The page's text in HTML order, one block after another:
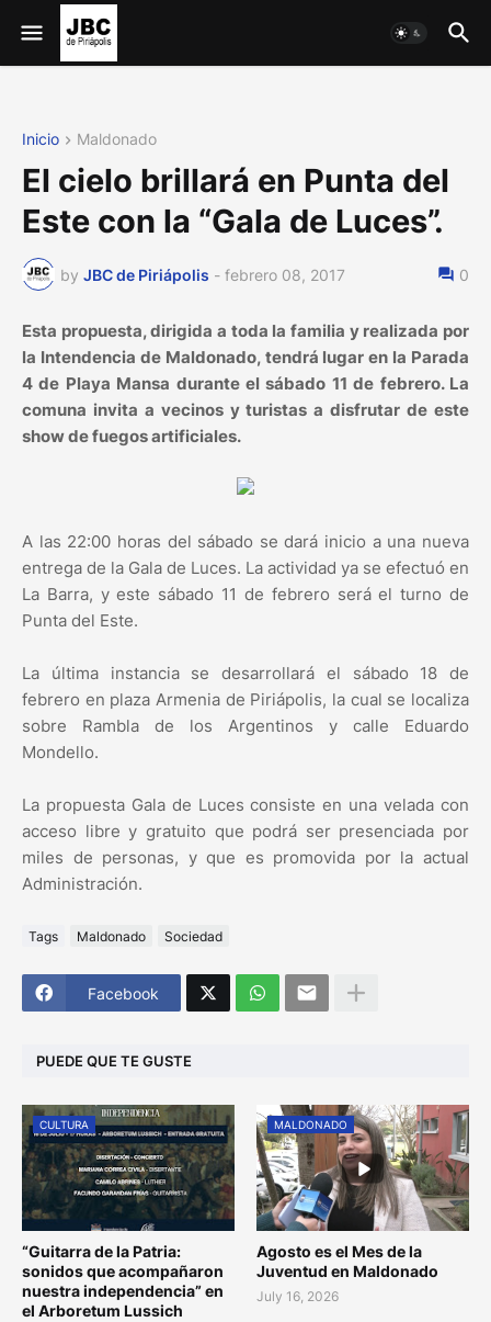
Inicio Maldonado
El cielo brillará en Punta del
Este con la “Gala de Luces”.
by JBC de Piriápolis - febrero 08, 2017 0
Esta propuesta, dirigida a toda la familia y realizada por
la Intendencia de Maldonado, tendrá lugar en la Parada
4 de Playa Mansa durante el sábado 11 de febrero. La
comuna invita a vecinos y turistas a disfrutar de este
show de fuegos artificiales.
A las 22:00 horas del sábado se dará inicio a una nueva
entrega de la Gala de Luces. La actividad ya se efectuó en
La Barra, y este sábado 11 de febrero será el turno de
Punta del Este.
La última instancia se desarrollará el sábado 18 de
febrero en plaza Armenia de Piriápolis, la cual se localiza
sobre Rambla de los Argentinos y calle Eduardo
Mondello.
La propuesta Gala de Luces consiste en una velada con
acceso libre y gratuito que podrá ser presenciada por
miles de personas, y que es promovida por la actual
Administración.
Tags Maldonado Sociedad
Facebook
PUEDE QUE TE GUSTE
CULTURA
“Guitarra de la Patria:
sonidos que acompañaron
nuestra independencia” en
el Arboretum Lussich
MALDONADO
Agosto es el Mes de la
Juventud en Maldonado
July 16, 2026